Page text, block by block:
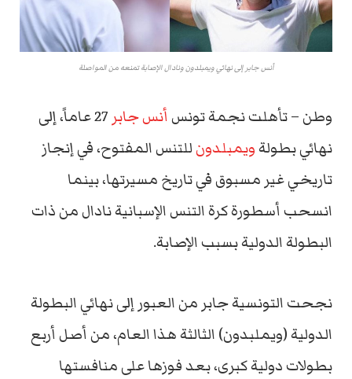
أنس جابر إلى نهائي ويمبلدون ونادال الإصابة تمنعه من المواصلة
وطن – تأهلت نجمة تونسأنس جابر
27 عاماً، إلى
نهائي بطولةويمبلدونللتنس المفتوح، في إنجاز
تاريخي غير مسبوق في تاريخ مسيرتها، بينما
انسحب أسطورة كرة التنس الإسبانية نادال من ذات
البطولة الدولية بسبب الإصابة.
نجحت التونسية جابر من العبور إلى نهائي البطولة
الدولية (ويملبدون) الثالثة هذا العام، من أصل أربع
بطولات دولية كبرى، بعد فوزها على منافستها